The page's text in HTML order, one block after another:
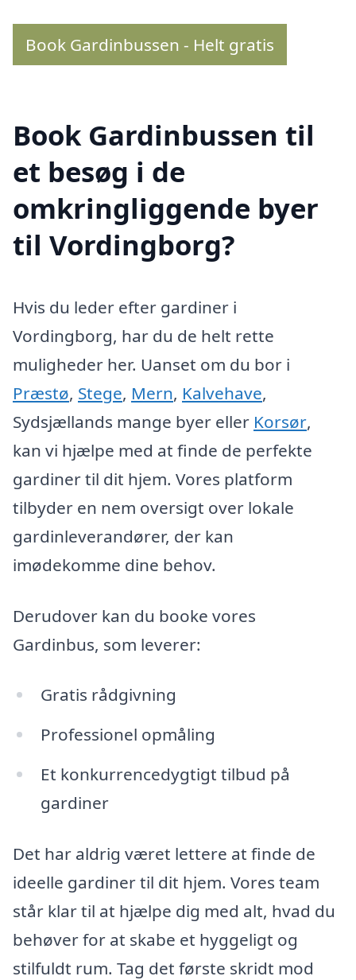
Book Gardinbussen - Helt gratis
Book Gardinbussen til
et besøg i de
omkringliggende byer
til Vordingborg?
Hvis du leder efter gardiner i
Vordingborg, har du de helt rette
muligheder her. Uanset om du bor i
Præstø, Stege, Mern, Kalvehave,
Sydsjællands mange byer eller Korsør,
kan vi hjælpe med at finde de perfekte
gardiner til dit hjem. Vores platform
tilbyder en nem oversigt over lokale
gardinleverandører, der kan
imødekomme dine behov.
Derudover kan du booke vores
Gardinbus, som leverer:
Gratis rådgivning
Professionel opmåling
Et konkurrencedygtigt tilbud på
gardiner
Det har aldrig været lettere at finde de
ideelle gardiner til dit hjem. Vores team
står klar til at hjælpe dig med alt, hvad du
behøver for at skabe et hyggeligt og
stilfuldt rum. Tag det første skridt mod